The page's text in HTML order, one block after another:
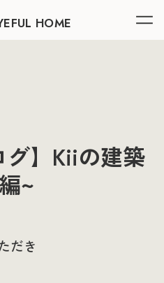
HOME
グ】Kiiの建築
~
だき